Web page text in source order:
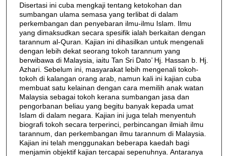
Disertasi ini cuba mengkaji tentang ketokohan dan
sumbangan ulama semasa yang terlibat di dalam
perkembangan dan penyebaran ilmu-ilmu Islam. Ilmu
yang dimaksudkan secara spesifik ialah berkaitan dengan
tarannum al-Quran. Kajian ini dihasilkan untuk mengenali
dengan lebih dekat seorang tokoh tarannum yang
berwibawa di Malaysia, iaitu Tan Sri Dato’ Hj. Hassan b. Hj.
Azhari. Sebelum ini, masyarakat lebih mengenali tokoh-
tokoh di kalangan orang arab, namun kali ini kajian cuba
membuat satu kelainan dengan cara memilih anak watan
Malaysia sebagai tokoh kerana sumbangan jasa dan
pengorbanan beliau yang begitu banyak kepada umat
Islam di dalam negara. Kajian ini juga telah menyentuh
biografi tokoh secara terperinci, perbincangan ilmiah ilmu
tarannum, dan perkembangan ilmu tarannum di Malaysia.
Kajian ini telah menggunakan beberapa kaedah bagi
menjamin objektif kajian tercapai sepenuhnya. Antaranya